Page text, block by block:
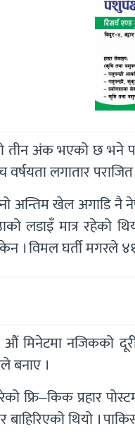
तीन अंक भएको छ भने
वर्षयता लगातार
अन्तिम खेल अगाडि नै
लडाइँ मात्र
। विमल घर्ती मगरले
मिनेटमा नजिकको
बनाए ।
फ्रि–किक प्रहार
बाहिरिएको थियो ।